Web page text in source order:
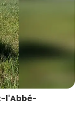
l'Abbé-